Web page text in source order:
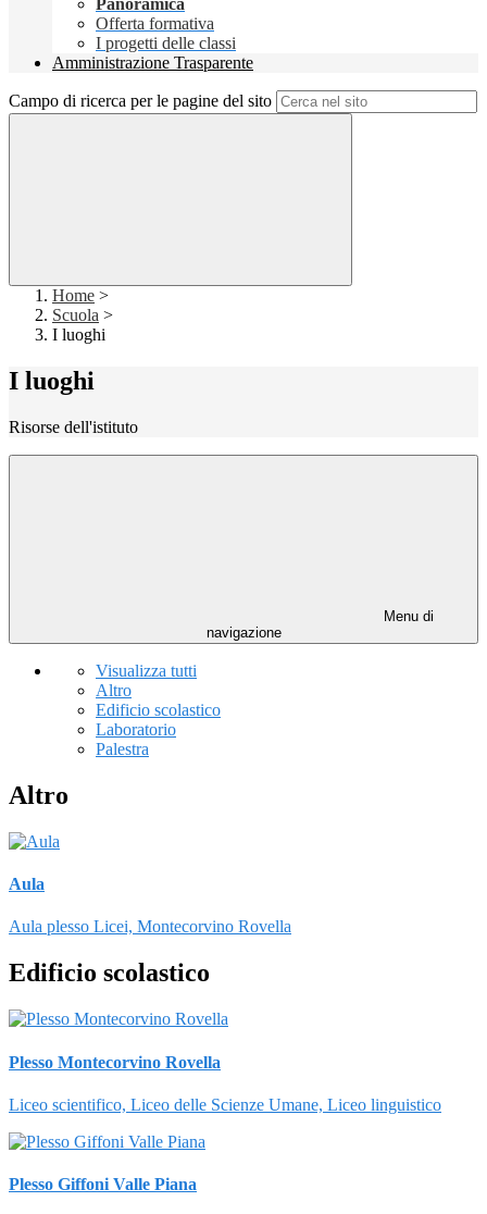
Panoramica
Offerta formativa
I progetti delle classi
Amministrazione Trasparente
Campo di ricerca per le pagine del sito
Home >
Scuola >
I luoghi
I luoghi
Risorse dell'istituto
Menu di
navigazione
Visualizza tutti
Altro
Edificio scolastico
Laboratorio
Palestra
Altro
Aula
Aula plesso Licei, Montecorvino Rovella
Edificio scolastico
Plesso Montecorvino Rovella
Liceo scientifico, Liceo delle Scienze Umane, Liceo linguistico
Plesso Giffoni Valle Piana